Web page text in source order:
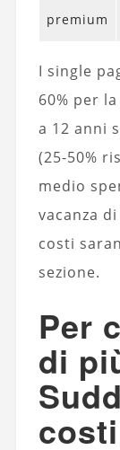
premium
I single
60% per
a 12 anni
(25-50%
medio
vacanza
costi
sezione.
Per
di